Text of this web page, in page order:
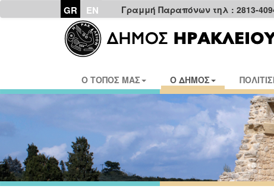
GR EN Γραμμή Παραπόνων τηλ : 2813-
Ο ΤΟΠΟΣ ΜΑΣ Ο ΔΗΜΟΣ